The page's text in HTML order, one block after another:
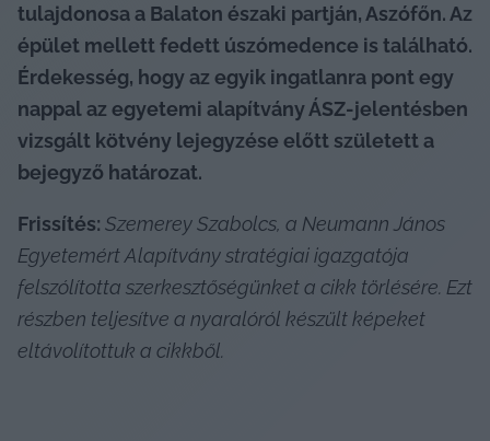
tulajdonosa a Balaton északi partján, Aszófőn. Az
épület mellett fedett úszómedence is található.
Érdekesség, hogy az egyik ingatlanra pont egy
nappal az egyetemi alapítvány ÁSZ-jelentésben
vizsgált kötvény lejegyzése előtt született a
bejegyző határozat.
Frissítés: Szemerey Szabolcs, a Neumann János
Egyetemért Alapítvány stratégiai igazgatója
felszólította szerkesztőségünket a cikk törlésére. Ezt
részben teljesítve a nyaralóról készült képeket
eltávolítottuk a cikkből.